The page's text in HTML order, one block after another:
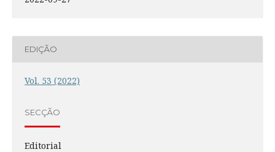
EDIÇÃO
Vol. 53 (2022)
SECÇÃO
Editorial